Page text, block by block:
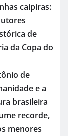
caipiras:
de
da Copa do
de
e a
brasileira
recorde,
menores